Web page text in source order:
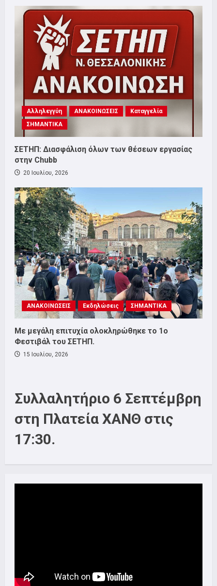
Αλληλεγγύη ΑΝΑΚΟΙΝΩΣΕΙΣ
Καταγγελία
ΣΗΜΑΝΤΙΚΑ
ΣΕΤΗΠ: Διασφάλιση όλων των θέσεων εργασίας
στην Chubb
20 Ιουλίου, 2026
ΑΝΑΚΟΙΝΩΣΕΙΣ Εκδηλώσεις ΣΗΜΑΝΤΙΚΑ
Με μεγάλη επιτυχία ολοκληρώθηκε το 1ο
Φεστιβάλ του ΣΕΤΗΠ.
15 Ιουλίου, 2026
Συλλαλητήριο 6 Σεπτέμβρη
στη Πλατεία ΧΑΝΘ στις
17:30.